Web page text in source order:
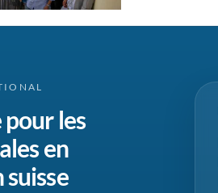
pour les
en